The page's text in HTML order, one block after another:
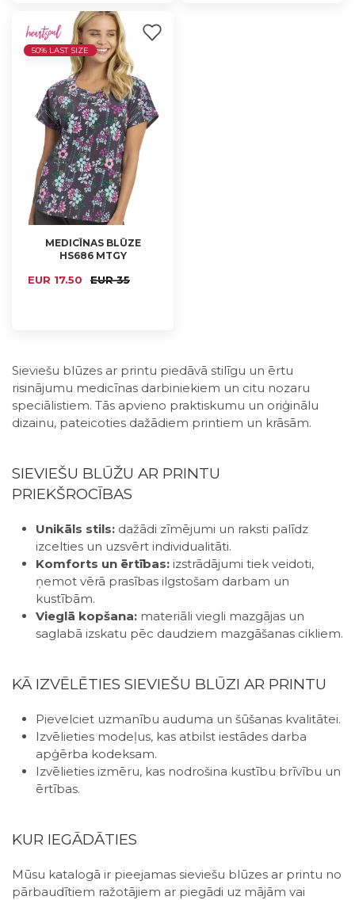
50% LAST SIZE
2XS
MEDICĪNAS BLŪZE
HS686 MTGY
EUR 17.50 EUR 35
Sieviešu blūzes ar printu piedāvā stilīgu un ērtu
risinājumu medicīnas darbiniekiem un citu nozaru
speciālistiem. Tās apvieno praktiskumu un oriģinālu
dizainu, pateicoties dažādiem printiem un krāsām.
SIEVIEŠU BLŪŽU AR PRINTU
PRIEKŠROCĪBAS
Unikāls stils: dažādi zīmējumi un raksti palīdz
izcelties un uzsvērt individualitāti.
Komforts un ērtības: izstrādājumi tiek veidoti,
ņemot vērā prasības ilgstošam darbam un
kustībām.
Vieglā kopšana: materiāli viegli mazgājas un
saglabā izskatu pēc daudziem mazgāšanas cikliem.
KĀ IZVĒLĒTIES SIEVIEŠU BLŪZI AR PRINTU
Pievelciet uzmanību auduma un šūšanas kvalitātei.
Izvēlieties modeļus, kas atbilst iestādes darba
apģērba kodeksam.
Izvēlieties izmēru, kas nodrošina kustību brīvību un
ērtības.
KUR IEGĀDĀTIES
Mūsu katalogā ir pieejamas sieviešu blūzes ar printu no
pārbaudītiem ražotājiem ar piegādi uz mājām vai